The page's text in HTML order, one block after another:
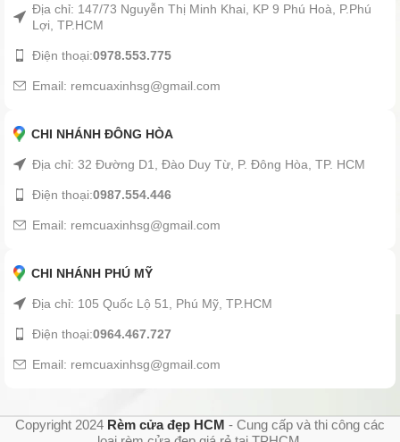
Địa chỉ: 147/73 Nguyễn Thị Minh Khai, KP 9 Phú Hoà, P.Phú
Lợi, TP.HCM
Điện thoại:0978.553.775
Email: remcuaxinhsg@gmail.com
CHI NHÁNH ĐÔNG HÒA
Địa chỉ: 32 Đường D1, Đào Duy Từ, P. Đông Hòa, TP. HCM
Điện thoại:0987.554.446
Email: remcuaxinhsg@gmail.com
CHI NHÁNH PHÚ MỸ
Địa chỉ: 105 Quốc Lộ 51, Phú Mỹ, TP.HCM
Điện thoại:0964.467.727
Email: remcuaxinhsg@gmail.com
Copyright 2024 Rèm cửa đẹp HCM - Cung cấp và thi công các